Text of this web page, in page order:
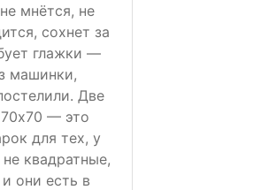
мнётся, не
сохнет за
глажки —
машинки,
Две
— это
для тех, у
квадратные,
они есть в